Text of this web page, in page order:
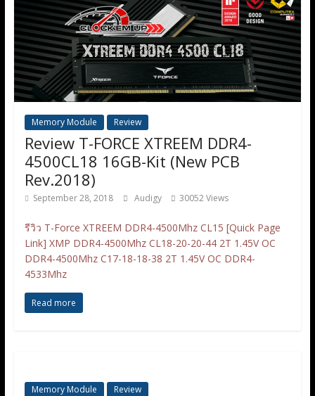
Memory Module Review
Review T-FORCE XTREEM DDR4-
4500CL18 16GB-Kit (New PCB
Rev.2018)
September 28, 2018 Audigy 30052 Views
รีวิว T-Force XTREEM DDR4-4500Mhz CL15 [Quick Page
Link] XMP DDR4-4500Mhz CL18-20-20-44 2T 1.45V OC
DDR4-4500Mhz C17-18-18-38 2T 1.45V OC DDR4-
4533Mhz
Read more
Memory Module Review